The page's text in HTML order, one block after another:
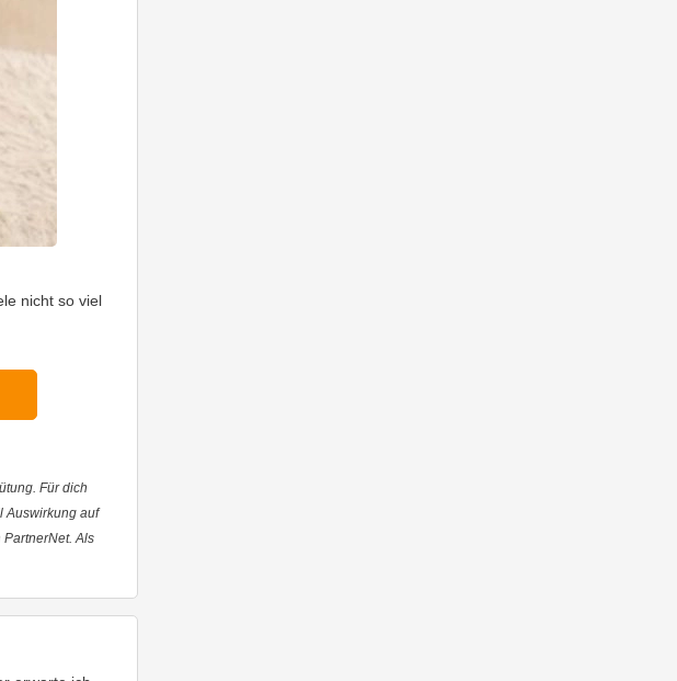
nicht so viel
Für dich
Auswirkung auf
Als